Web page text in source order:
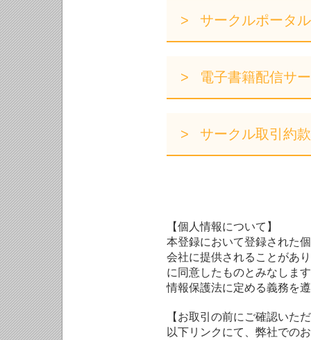
サークルポータ
電子書籍配信サ
サークル取引約款
【個人情報について】
本登録において登録された
会社に提供されることがあ
に同意したものとみなしま
情報保護法に定める義務を
【お取引の前にご確認いた
以下リンクにて、弊社での